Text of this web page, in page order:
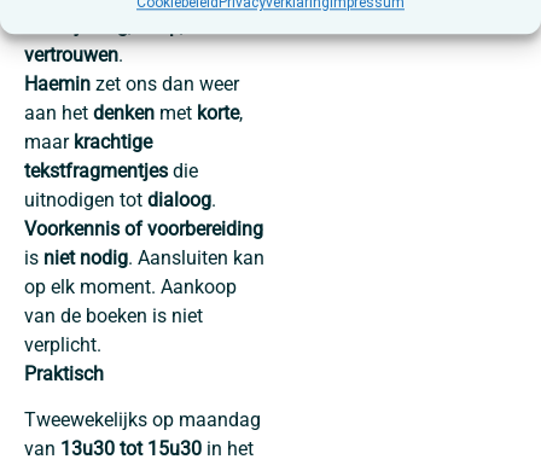
vertrouwen.
Haemin zet ons dan weer
aan het denken met korte,
maar krachtige
tekstfragmentjes die
uitnodigen tot dialoog.
Voorkennis of voorbereiding
is niet nodig. Aansluiten kan
op elk moment. Aankoop
van de boeken is niet
verplicht.
Praktisch
Tweewekelijks op maandag
van 13u30 tot 15u30 in het